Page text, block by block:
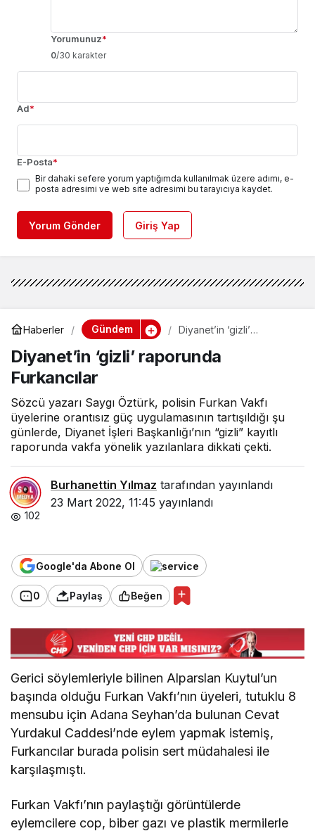
Yorumunuz*
0/30 karakter
Ad*
E-Posta*
Bir dahaki sefere yorum yaptığımda kullanılmak üzere adımı, e-
posta adresimi ve web site adresimi bu tarayıcıya kaydet.
Yorum Gönder Giriş Yap
Haberler Gündem
Diyanet’in ‘gizli’
Diyanet’in ‘gizli’ raporunda
Furkancılar
Sözcü yazarı Saygı Öztürk, polisin Furkan Vakfı
üyelerine orantısız güç uygulamasının tartışıldığı şu
günlerde, Diyanet İşleri Başkanlığı’nın “gizli” kayıtlı
raporunda vakfa yönelik yazılanlara dikkati çekti.
Burhanettin Yılmaz tarafından yayınlandı
23 Mart 2022, 11:45 yayınlandı
102
Google'da Abone Ol
0 Paylaş Beğen
Gerici söylemleriyle bilinen Alparslan Kuytul’un
başında olduğu Furkan Vakfı’nın üyeleri, tutuklu 8
mensubu için Adana Seyhan’da bulunan Cevat
Yurdakul Caddesi’nde eylem yapmak istemiş,
Furkancılar burada polisin sert müdahalesi ile
karşılaşmıştı.
Furkan Vakfı’nın paylaştığı görüntülerde
eylemcilere cop, biber gazı ve plastik mermilerle